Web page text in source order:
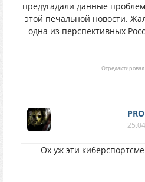
предугадали данные
этой печальной новости.
одна из перспективных
Отредактировал
Ох уж эти